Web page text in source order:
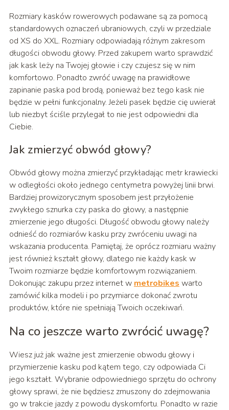
Rozmiary kasków rowerowych podawane są za pomocą
standardowych oznaczeń ubraniowych, czyli w przedziale
od XS do XXL. Rozmiary odpowiadają różnym zakresom
długości obwodu głowy. Przed zakupem warto sprawdzić
jak kask leży na Twojej głowie i czy czujesz się w nim
komfortowo. Ponadto zwróć uwagę na prawidłowe
zapinanie paska pod brodą, ponieważ bez tego kask nie
będzie w pełni funkcjonalny. Jeżeli pasek będzie cię uwierał
lub niezbyt ściśle przylegał to nie jest odpowiedni dla
Ciebie.
Jak zmierzyć obwód głowy?
Obwód głowy można zmierzyć przykładając metr krawiecki
w odległości około jednego centymetra powyżej linii brwi.
Bardziej prowizorycznym sposobem jest przyłożenie
zwykłego sznurka czy paska do głowy, a następnie
zmierzenie jego długości. Długość obwodu głowy należy
odnieść do rozmiarów kasku przy zwróceniu uwagi na
wskazania producenta. Pamiętaj, że oprócz rozmiaru ważny
jest również kształt głowy, dlatego nie każdy kask w
Twoim rozmiarze będzie komfortowym rozwiązaniem.
Dokonując zakupu przez internet w metrobikes warto
zamówić kilka modeli i po przymiarce dokonać zwrotu
produktów, które nie spełniają Twoich oczekiwań.
Na co jeszcze warto zwrócić uwagę?
Wiesz już jak ważne jest zmierzenie obwodu głowy i
przymierzenie kasku pod kątem tego, czy odpowiada Ci
jego kształt. Wybranie odpowiedniego sprzętu do ochrony
głowy sprawi, że nie będziesz zmuszony do zdejmowania
go w trakcie jazdy z powodu dyskomfortu. Ponadto w razie